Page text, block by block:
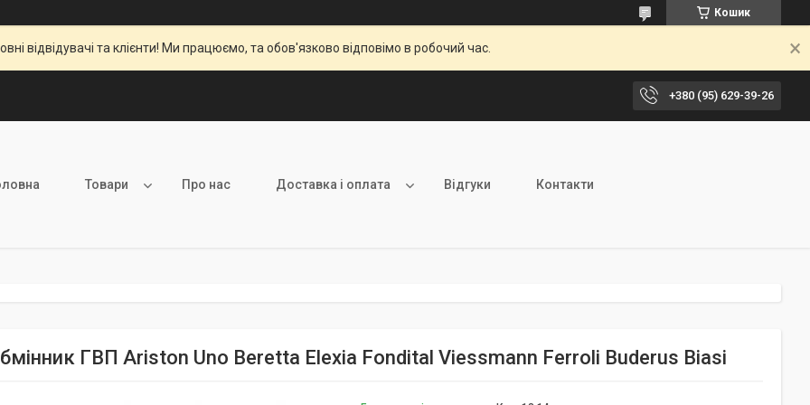
Кошик
відвідувачі та клієнти! Ми працюємо, та обов'язково відповімо в робочий час.
+380 (95) 629-39-26
Товари Про нас Доставка і оплата Відгуки Контакти
ГВП Ariston Uno Beretta Elexia Fondital Viessmann Ferroli Buderus Biasi